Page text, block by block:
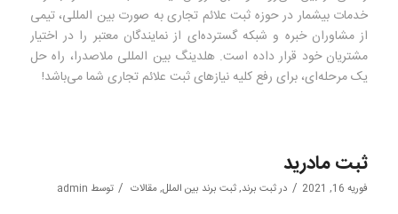
خدمات بیشمار در حوزه ثبت علائم تجاری به صورت بین المللی، تیمی
از مشاوران خبره و شبکه گسترده‌ای از نمایندگان معتبر را در اختیار
مشتریان خود قرار داده است. هلدینگ بین المللی ملاصدرا، راه حل
یک مرحله‌ای، برای رفع کلیه نیازهای ثبت علائم تجاری شما می‌باشد!
ثبت مادرید
فوریه 16, 2021 / در ثبت برند,ثبت برند بین الملل,مقالات / توسط admin